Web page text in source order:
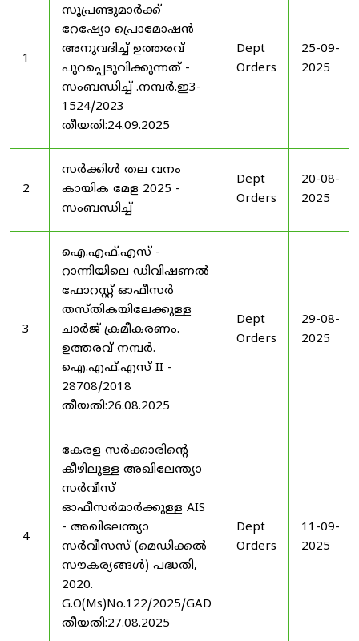
1
സൂപ്രണ്ടുമാർക്ക്
റേഷ്യോ പ്രൊമോഷൻ
അനുവദിച്ച് ഉത്തരവ്
പുറപ്പെടുവിക്കുന്നത് -
സംബന്ധിച്ച് .നമ്പർ.ഇ3-
1524/2023
തീയതി:24.09.2025
Dept
Orders
25-09-
2025
2
സർക്കിൾ തല വനം
കായിക മേള 2025 -
സംബന്ധിച്ച്
Dept
Orders
20-08-
2025
3
ഐ.എഫ്.എസ് -
റാന്നിയിലെ ഡിവിഷണൽ
ഫോറസ്റ്റ് ഓഫീസർ
തസ്തികയിലേക്കുള്ള
ചാർജ് ക്രമീകരണം.
ഉത്തരവ് നമ്പർ.
ഐ.എഫ്.എസ് II -
28708/2018
തീയതി:26.08.2025
Dept
Orders
29-08-
2025
4
കേരള സർക്കാരിന്റെ
കീഴിലുള്ള അഖിലേന്ത്യാ
സർവീസ്
ഓഫീസർമാർക്കുള്ള AIS
- അഖിലേന്ത്യാ
സർവീസസ് (മെഡിക്കൽ
സൗകര്യങ്ങൾ) പദ്ധതി,
2020.
G.O(Ms)No.122/2025/GAD
തീയതി:27.08.2025
Dept
Orders
11-09-
2025